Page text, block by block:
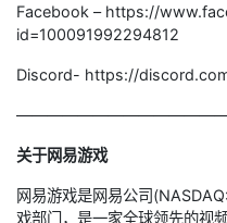
Facebook – https://
id=100091992294812
Discord- https://
关于网易游戏
网易游戏是网易公司
戏部门，是一家全球领先的视